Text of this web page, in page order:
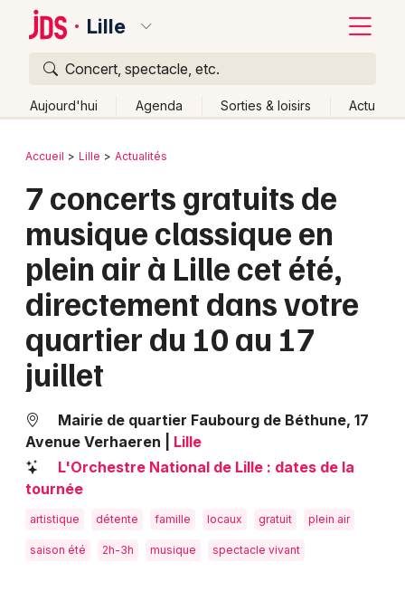
Lille
Concert, spectacle, etc.
Aujourd'hui Agenda Sorties & loisirs Actu
Publier un événement
Grands événements
Activité & Expérience
Manifestations
Spectacles
Concerts
Sports
Bordeaux
Colmar
Lille
Lyon
Marseille
Mulhouse
Montpellier
Nantes
Nice
Paris
Retour
Accueil Lille Actualités
7 concerts gratuits de
musique classique en
plein air à Lille cet été,
directement dans votre
quartier du 10 au 17
juillet
Mairie de quartier Faubourg de Béthune, 17
Avenue Verhaeren
Lille
L'Orchestre National de Lille : dates de la
tournée
artistique détente famille locaux gratuit plein air
saison été 2h-3h musique spectacle vivant
Quoi ?
Où ?
Partout
Près de moi Changer de lieu
Quand ?
Effacer les dates
Aujourd'hui
Demain Ce week-end Autre